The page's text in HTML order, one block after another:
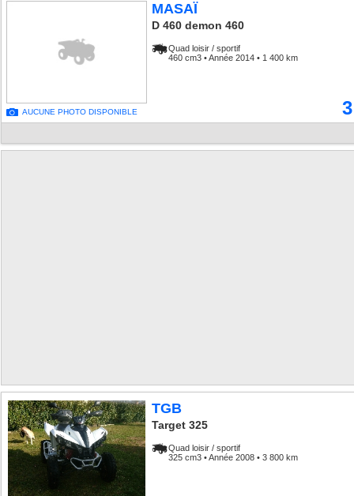
AUCUNE PHOTO DISPONIBLE
MASAÏ
D 460 demon 460
Quad loisir / sportif
460 cm3 • Année 2014 • 1 400 km
TGB
Target 325
Quad loisir / sportif
325 cm3 • Année 2008 • 3 800 km